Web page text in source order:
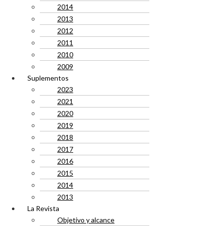
2014
2013
2012
2011
2010
2009
Suplementos
2023
2021
2020
2019
2018
2017
2016
2015
2014
2013
La Revista
Objetivo y alcance